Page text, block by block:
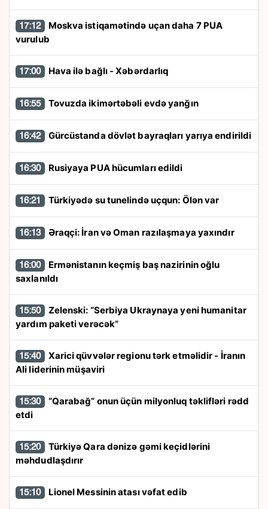
17:12
vurulub
17:00 Hava ilə bağlı - Xəbərdarlıq
16:55 Tovuzda ikimərtəbəli evdə yanğın
16:42 Gürcüstanda dövlət bayraqları yarıya endirildi
16:30 Rusiyaya PUA hücumları edildi
16:21 Türkiyədə su tunelində uçqun: Ölən var
16:13 Əraqçi: İran və Oman razılaşmaya yaxındır
16:00
saxlanıldı
15:50
yardım paketi verəcək”
15:40
Ali liderinin müşaviri
15:30
etdi
15:20
məhdudlaşdırır
15:10 Lionel Messinin atası vəfat edib